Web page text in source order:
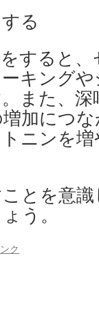
る
すると
キング
また、
加につ
ニンを
とを意
う。
ク